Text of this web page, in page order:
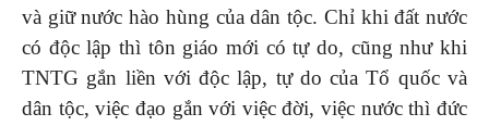
và giữ nước hào hùng của dân tộc. Chỉ khi đất nước
có độc lập thì tôn giáo mới có tự do, cũng như khi
TNTG gắn liền với độc lập, tự do của Tổ quốc và
dân tộc, việc đạo gắn với việc đời, việc nước thì đức